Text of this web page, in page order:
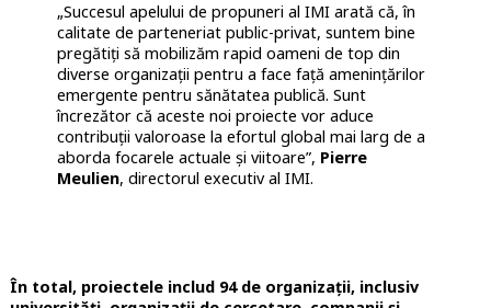
„Succesul apelului de propuneri al IMI arată că, în
calitate de parteneriat public-privat, suntem bine
pregătiți să mobilizăm rapid oameni de top din
diverse organizații pentru a face față amenințărilor
emergente pentru sănătatea publică. Sunt
încrezător că aceste noi proiecte vor aduce
contribuții valoroase la efortul global mai larg de a
aborda focarele actuale și viitoare”, Pierre
Meulien, directorul executiv al IMI.
În total, proiectele includ 94 de organizații, inclusiv